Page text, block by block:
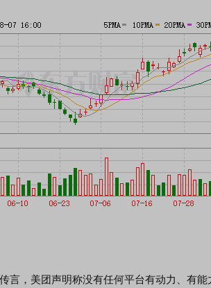
，美团声明称没有任何平台有动力、有能